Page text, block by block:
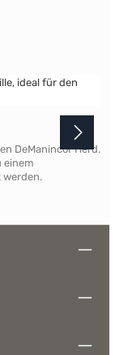
DeManincor Herd.
einem
werden.